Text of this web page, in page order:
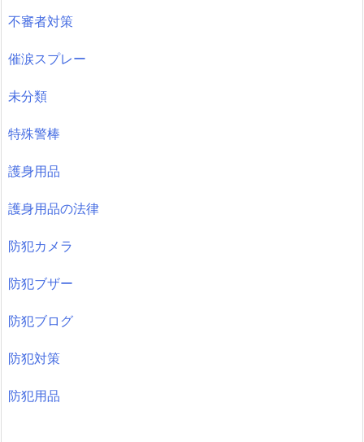
不審者対策
催涙スプレー
未分類
特殊警棒
護身用品
護身用品の法律
防犯カメラ
防犯ブザー
防犯ブログ
防犯対策
防犯用品